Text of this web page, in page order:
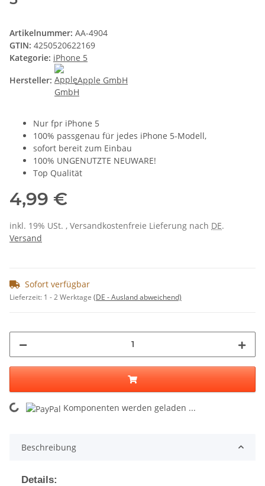
Artikelnummer: AA-4904
GTIN: 4250520622169
Kategorie: iPhone 5
Hersteller:
Apple GmbH
Nur fpr iPhone 5
100% passgenau für jedes iPhone 5-Modell,
sofort bereit zum Einbau
100% UNGENUTZTE NEUWARE!
Top Qualität
4,99 €
inkl. 19% USt. , Versandkostenfreie Lieferung nach DE.
Versand
Sofort verfügbar
Lieferzeit: 1 - 2 Werktage (DE - Ausland abweichend)
Komponenten werden geladen ...
Beschreibung
Details: